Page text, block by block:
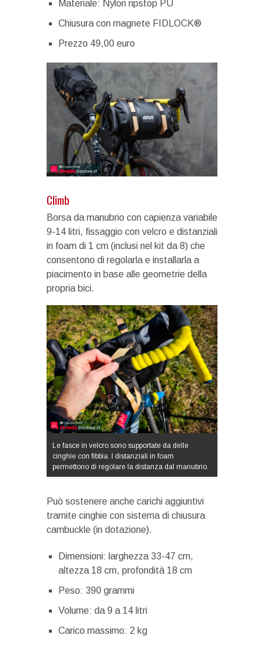
Materiale: Nylon ripstop PU
Chiusura con magnete FIDLOCK®
Prezzo 49,00 euro
Climb
Borsa da manubrio con capienza variabile
9-14 litri, fissaggio con velcro e distanziali
in foam di 1 cm (inclusi nel kit da 8) che
consentono di regolarla e installarla a
piacimento in base alle geometrie della
propria bici.
Le fasce in velcro sono supportate da delle
cinghie con fibbia. I distanziali in foam
permettono di regolare la distanza dal manubrio.
Può sostenere anche carichi aggiuntivi
tramite cinghie con sistema di chiusura
cambuckle (in dotazione).
Dimensioni: larghezza 33-47 cm,
altezza 18 cm, profondità 18 cm
Peso: 390 grammi
Volume: da 9 a 14 litri
Carico massimo: 2 kg